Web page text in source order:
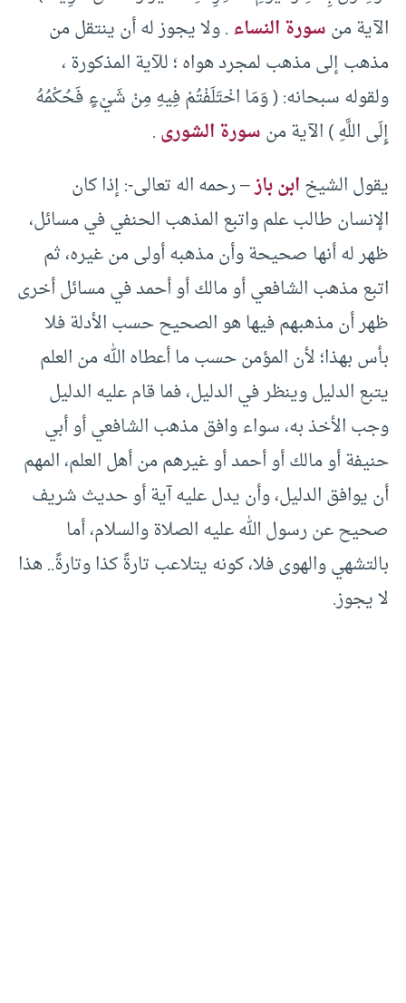
الآية منسورة النساء. ولا يجوز له أن ينتقل من
مذهب إلى مذهب لمجرد هواه ؛ للآية المذكورة ،
ولقوله سبحانه: ( وَمَا اخْتَلَفْتُمْ فِيهِ مِنْ شَيْءٍ فَحُكْمُهُ
إِلَى اللَّهِ ) الآية منسورة الشورى.
يقول الشيخابن باز– رحمه اله تعالى-: إذا كان
الإنسان طالب علم واتبع المذهب الحنفي في مسائل،
ظهر له أنها صحيحة وأن مذهبه أولى من غيره، ثم
اتبع مذهب الشافعي أو مالك أو أحمد في مسائل أخرى
ظهر أن مذهبهم فيها هو الصحيح حسب الأدلة فلا
بأس بهذا؛ لأن المؤمن حسب ما أعطاه الله من العلم
يتبع الدليل وينظر في الدليل، فما قام عليه الدليل
وجب الأخذ به، سواء وافق مذهب الشافعي أو أبي
حنيفة أو مالك أو أحمد أو غيرهم من أهل العلم، المهم
أن يوافق الدليل، وأن يدل عليه آية أو حديث شريف
صحيح عن رسول الله عليه الصلاة والسلام، أما
بالتشهي والهوى فلا، كونه يتلاعب تارةً كذا وتارةً.. هذا
لا يجوز.